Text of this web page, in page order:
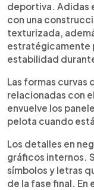
deportiva. Adidas
con una
texturizada,
estratégicamente
estabilidad
Las formas curvas
relacionadas con
envuelve los
pelota cuando
Los detalles en
gráficos internos.
símbolos y letras
de la fase final. En